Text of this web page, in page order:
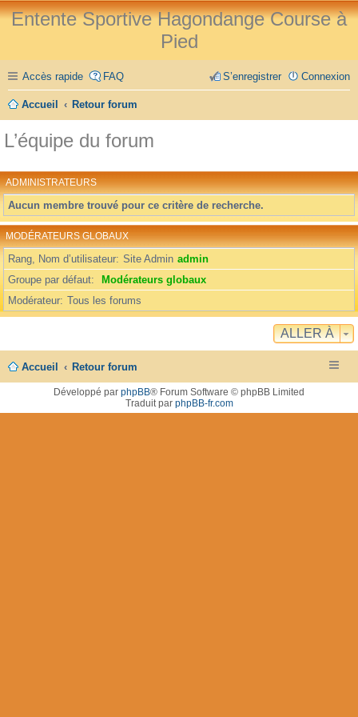
Entente Sportive Hagondange Course à
Pied
Accès rapide FAQ Connexion
S’enregistrer
Accueil Retour forum
L’équipe du forum
ADMINISTRATEURS
Aucun membre trouvé pour ce critère de recherche.
MODÉRATEURS GLOBAUX
Rang, Nom d’utilisateur Site Admin admin
Groupe par défaut
Modérateurs globaux
Modérateur Tous les forums
ALLER À
Accueil Retour forum
Développé par phpBB® Forum Software © phpBB Limited
Traduit par phpBB-fr.com